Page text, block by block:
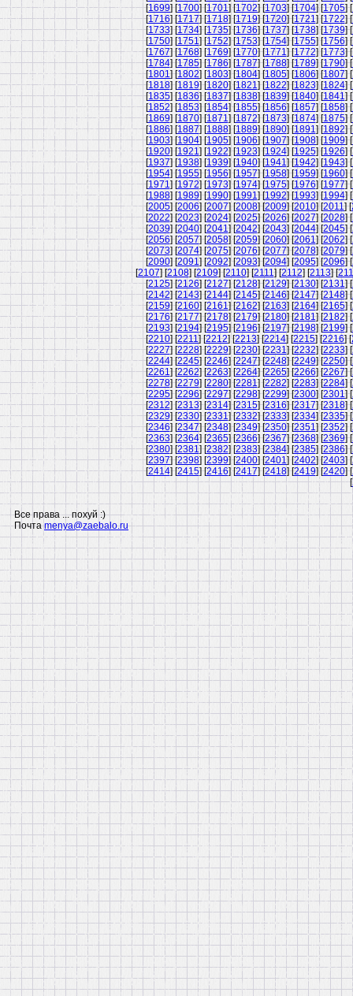
[1699] [1700] [1701] [1702] [1703] [1704] [1705] [
[1716] [1717] [1718] [1719] [1720] [1721] [1722] [
[1733] [1734] [1735] [1736] [1737] [1738] [1739] [
[1750] [1751] [1752] [1753] [1754] [1755] [1756] [
[1767] [1768] [1769] [1770] [1771] [1772] [1773] [
[1784] [1785] [1786] [1787] [1788] [1789] [1790] [
[1801] [1802] [1803] [1804] [1805] [1806] [1807] [
[1818] [1819] [1820] [1821] [1822] [1823] [1824] [
[1835] [1836] [1837] [1838] [1839] [1840] [1841] [
[1852] [1853] [1854] [1855] [1856] [1857] [1858] [
[1869] [1870] [1871] [1872] [1873] [1874] [1875] [
[1886] [1887] [1888] [1889] [1890] [1891] [1892] [
[1903] [1904] [1905] [1906] [1907] [1908] [1909] [
[1920] [1921] [1922] [1923] [1924] [1925] [1926] [
[1937] [1938] [1939] [1940] [1941] [1942] [1943] [
[1954] [1955] [1956] [1957] [1958] [1959] [1960] [
[1971] [1972] [1973] [1974] [1975] [1976] [1977] [
[1988] [1989] [1990] [1991] [1992] [1993] [1994] [
[2005] [2006] [2007] [2008] [2009] [2010] [2011] [
[2022] [2023] [2024] [2025] [2026] [2027] [2028] [
[2039] [2040] [2041] [2042] [2043] [2044] [2045] [
[2056] [2057] [2058] [2059] [2060] [2061] [2062] [
[2073] [2074] [2075] [2076] [2077] [2078] [2079] [
[2090] [2091] [2092] [2093] [2094] [2095] [2096] [
[2107] [2108] [2109] [2110] [2111] [2112] [2113] [
[2125] [2126] [2127] [2128] [2129] [2130] [2131] [
[2142] [2143] [2144] [2145] [2146] [2147] [2148] [
[2159] [2160] [2161] [2162] [2163] [2164] [2165] [
[2176] [2177] [2178] [2179] [2180] [2181] [2182] [
[2193] [2194] [2195] [2196] [2197] [2198] [2199] [
[2210] [2211] [2212] [2213] [2214] [2215] [2216] [
[2227] [2228] [2229] [2230] [2231] [2232] [2233] [
[2244] [2245] [2246] [2247] [2248] [2249] [2250] [
[2261] [2262] [2263] [2264] [2265] [2266] [2267] [
[2278] [2279] [2280] [2281] [2282] [2283] [2284] [
[2295] [2296] [2297] [2298] [2299] [2300] [2301] [
[2312] [2313] [2314] [2315] [2316] [2317] [2318] [
[2329] [2330] [2331] [2332] [2333] [2334] [2335] [
[2346] [2347] [2348] [2349] [2350] [2351] [2352] [
[2363] [2364] [2365] [2366] [2367] [2368] [2369] [
[2380] [2381] [2382] [2383] [2384] [2385] [2386] [
[2397] [2398] [2399] [2400] [2401] [2402] [2403] [
[2414] [2415] [2416] [2417] [2418] [2419] [2420] [
[
Все права ... похуй :)
Почтаmenya@zaebalo.ru